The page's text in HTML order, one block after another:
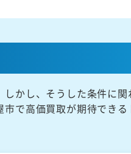
かし、そうした条件に
で高価買取が期待でき